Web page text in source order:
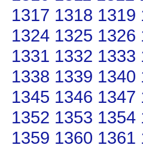
1317 1318 1319
1324 1325 1326
1331 1332 1333
1338 1339 1340
1345 1346 1347
1352 1353 1354
1359 1360 1361